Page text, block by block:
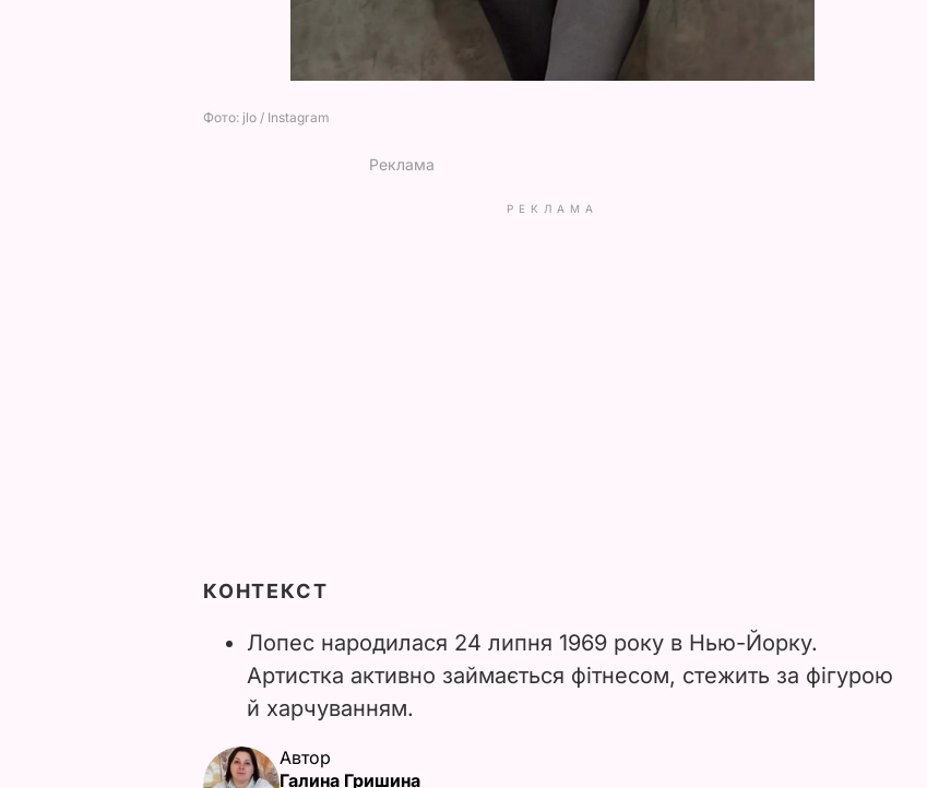
РЕКЛАМА
КОНТЕКСТ
Лопес народилася 24 липня 1969 року в Нью-Йорку.
Артистка активно займається фітнесом, стежить за фігурою
й харчуванням.
Автор
Галина Гришина